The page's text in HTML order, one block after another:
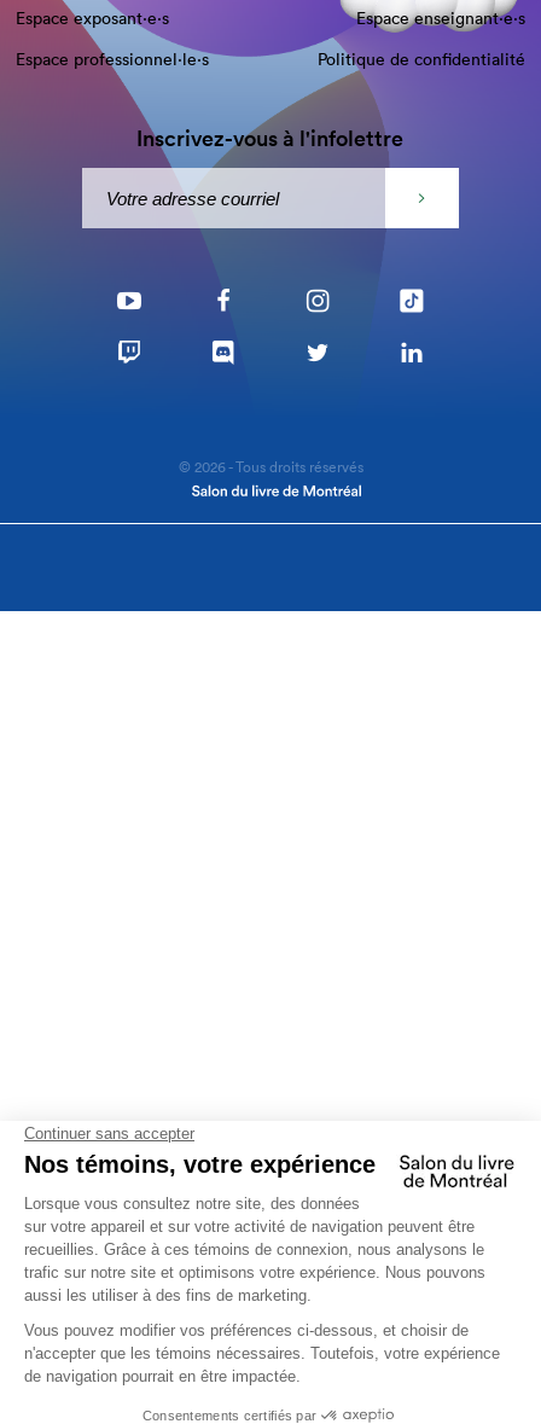
Espace exposant·e⋅s
Espace enseignant·e⋅s
Espace professionnel·le⋅s
Politique de confidentialité
Inscrivez-vous à l'infolettre
© 2026 - Tous droits réservés